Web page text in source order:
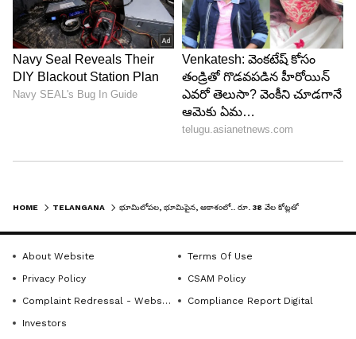
Image Credit : Gemini
మొత్తం 16 స్టేషన్లు.. కీలక ప్రాంతాలకు అనుసంధానం
ఈ మార్గంలో మొత్తం 16 మెట్రో స్టేషన్లు ఏర్పాటు చేయాలని
తిమ్మాపూర్, రాచలూరు, గుమ్మడవెల్లి, మీర్‌ఖాన్‌పేట్ వంటి
HOME TELANGANA
About Website
Terms Of Use
Privacy Policy
CSAM Policy
Complaint Redressal - Website
Compliance Report Digital
Investors